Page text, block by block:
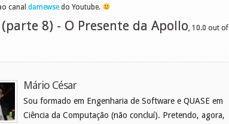
canal damewse do Youtube.
(parte 8) - O Presente da Apollo, 10.0 out of
Mário César
Sou formado em Engenharia de Software e QUASE em
Ciência da Computação (não concluí). Pretendo, agora,